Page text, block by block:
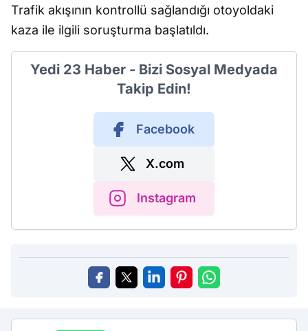
Trafik akışının kontrollü sağlandığı otoyoldaki
kaza ile ilgili soruşturma başlatıldı.
Yedi 23 Haber - Bizi Sosyal Medyada
Takip Edin!
Facebook
X.com
Instagram